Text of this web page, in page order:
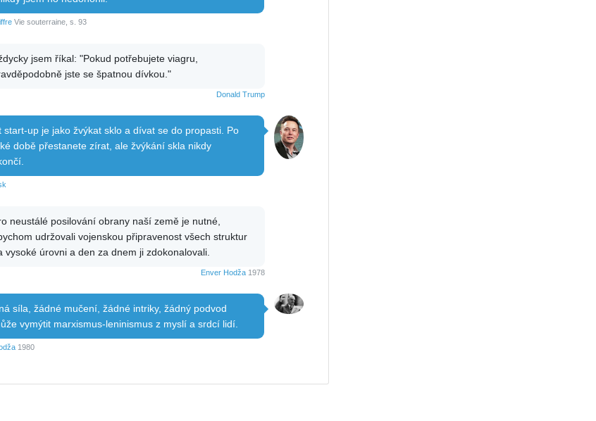
Vie souterraine, s. 93
jsem říkal: "Pokud potřebujete viagru,
jste se špatnou dívkou."
Donald Trump
start-up je jako žvýkat sklo a dívat se do propasti. Po
době přestanete zírat, ale žvýkání skla nikdy
neustálé posilování obrany naší země je nutné,
udržovali vojenskou připravenost všech struktur
vysoké úrovni a den za dnem ji zdokonalovali.
Enver Hodža1978
síla, žádné mučení, žádné intriky, žádný podvod
vymýtit marxismus-leninismus z myslí a srdcí lidí.
1980